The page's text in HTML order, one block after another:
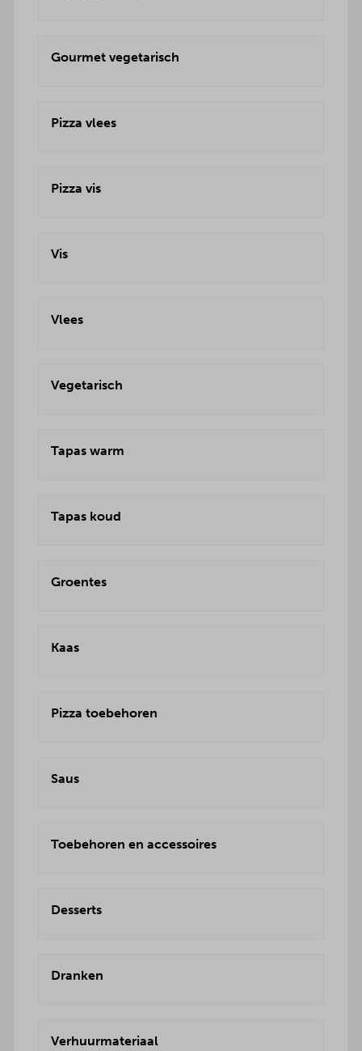
Gourmet vegetarisch
Pizza vlees
Pizza vis
Vis
Vlees
Vegetarisch
Tapas warm
Tapas koud
Groentes
Kaas
Pizza toebehoren
Saus
Toebehoren en accessoires
Desserts
Dranken
Verhuurmateriaal